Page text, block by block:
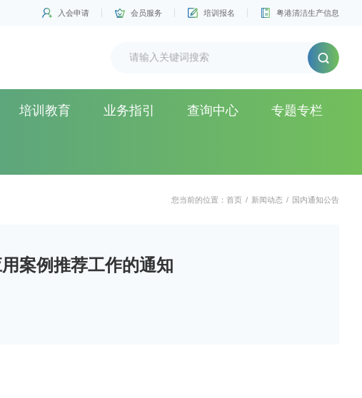
入会申请 会员服务 培训报名 粤港清洁生产信息
培训教育 业务指引 查询中心 专题专栏
您当前的位置： 首页 / 新闻动态 / 国内通知公告
案例推荐工作的通知